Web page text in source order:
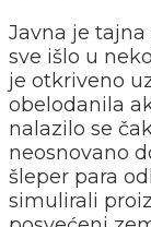
Javna je
sve išlo u
je otkriveno
obelodanila
nalazilo se
neosnovano
šleper para
simulirali